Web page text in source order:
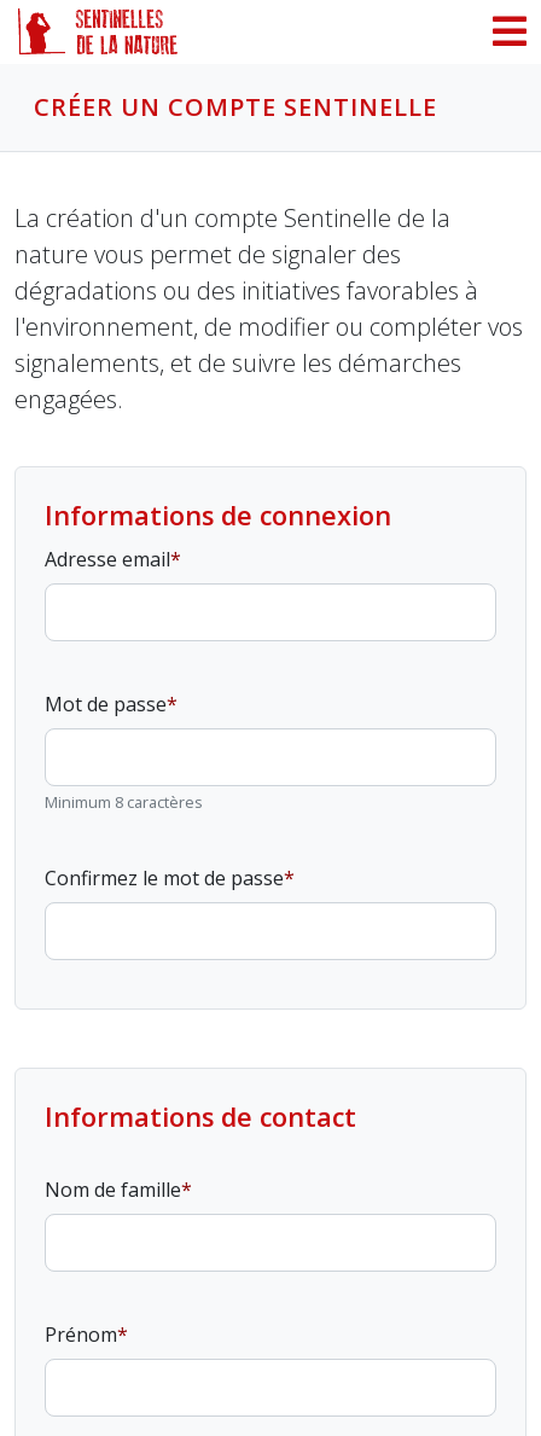
CRÉER UN COMPTE SENTINELLE
La création d'un compte Sentinelle de la
nature vous permet de signaler des
dégradations ou des initiatives favorables à
l'environnement, de modifier ou compléter vos
signalements, et de suivre les démarches
engagées.
Informations de connexion
Adresse email
Mot de passe
Minimum 8 caractères
Confirmez le mot de passe
Informations de contact
Nom de famille
Prénom
Panneau de gestion des cookies